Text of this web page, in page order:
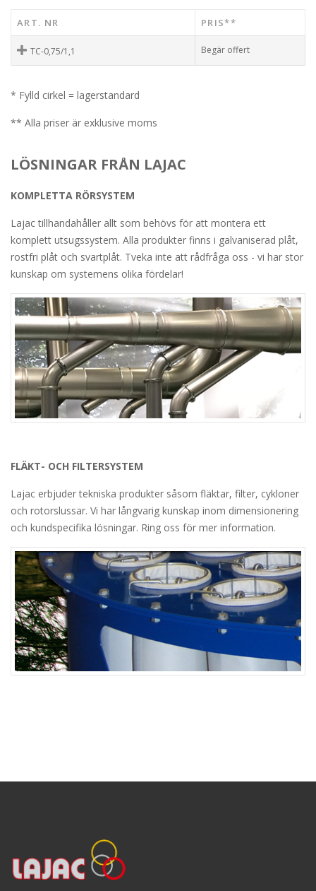
ART. NR PRIS**
TC-0,75/1,1 Begär offert
* Fylld cirkel = lagerstandard
** Alla priser är exklusive moms
LÖSNINGAR FRÅN LAJAC
KOMPLETTA RÖRSYSTEM
Lajac tillhandahåller allt som behövs för att montera ett
komplett utsugssystem. Alla produkter finns i galvaniserad plåt,
rostfri plåt och svartplåt. Tveka inte att rådfråga oss - vi har stor
kunskap om systemens olika fördelar!
FLÄKT- OCH FILTERSYSTEM
Lajac erbjuder tekniska produkter såsom fläktar, filter, cykloner
och rotorslussar. Vi har långvarig kunskap inom dimensionering
och kundspecifika lösningar. Ring oss för mer information.